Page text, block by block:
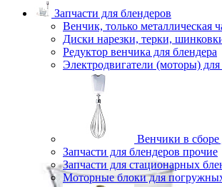
Запчасти для блендеров
Венчик, только металлическая
Диски нарезки, терки,
Редуктор венчика для блендера
Электродвигатели (моторы) для
Венчики в сборе
Запчасти для блендеров прочие
Запчасти для стационарных
Моторные блоки для